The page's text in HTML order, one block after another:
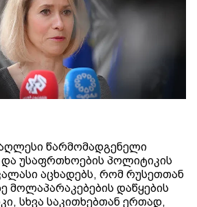
წარმომადგენელი
და უსაფრთხოების პოლიტიკის
აცხადებს, რომ რუსეთთან
მოლაპარაკებების დაწყების
სხვა საკითხებთან ერთად,